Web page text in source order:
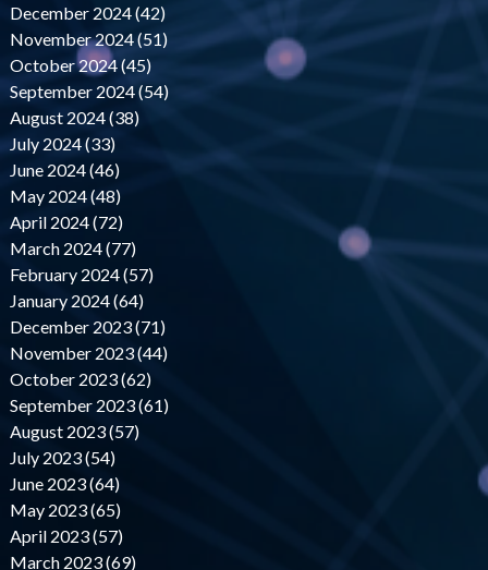
December 2024 (42)
November 2024 (51)
October 2024 (45)
September 2024 (54)
August 2024 (38)
July 2024 (33)
June 2024 (46)
May 2024 (48)
April 2024 (72)
March 2024 (77)
February 2024 (57)
January 2024 (64)
December 2023 (71)
November 2023 (44)
October 2023 (62)
September 2023 (61)
August 2023 (57)
July 2023 (54)
June 2023 (64)
May 2023 (65)
April 2023 (57)
March 2023 (69)